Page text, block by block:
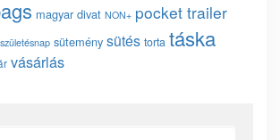
magyar divat NON+ pocket trailer
születésnap sütemény sütés torta táska
vásárlás